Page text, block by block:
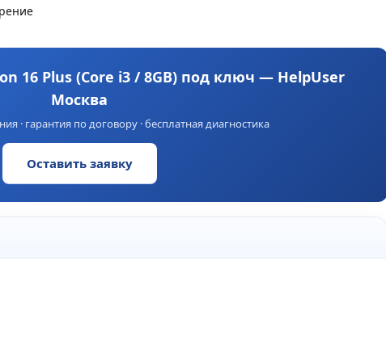
16 Plus (Core i3 / 8GB) под ключ — HelpUser
Москва
· гарантия по договору · бесплатная диагностика
Оставить заявку